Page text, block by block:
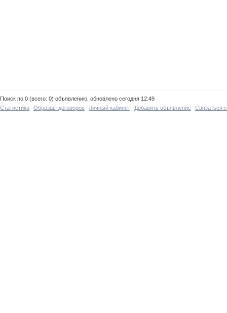
Поиск по 0 (всего: 0) объявлению, обновлено сегодня 12:49
Статистика
Образцы договоров Личный кабинет Добавить объявление Связаться